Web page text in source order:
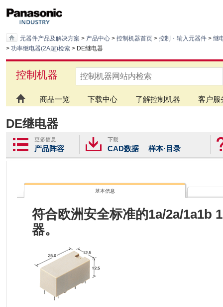
元器件产品及解决方案 > 产品中心 > 控制机器首页 > 控制・输入元器件 > 继
> 功率继电器(2A超)检索 > DE继电器
控制机器
商品一览 下载中心 了解控制机器 客户服
DE继电器
产品阵容 CAD数据 样本·目录
基本信息
符合欧洲安全标准的1a/2a/1a1b
器。